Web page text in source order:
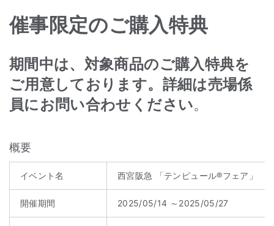
催事限定のご購入特典
期間中は、対象商品のご購入特典を
ご用意しております。詳細は売場係
員にお問い合わせください。
概要
イベント名 西宮阪急 「テンピュール®フェア」
開催期間 2025/05/14 ～2025/05/27